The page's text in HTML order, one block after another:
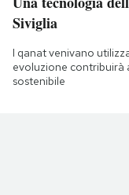
Siviglia
I qanat venivano
evoluzione contribuirà
sostenibile